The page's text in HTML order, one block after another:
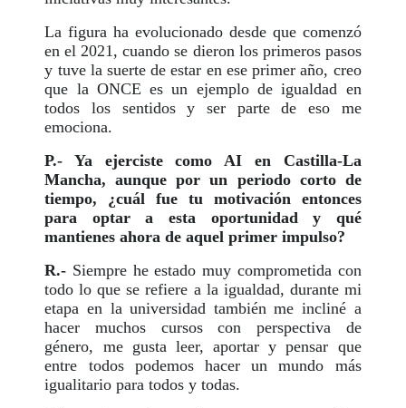
La figura ha evolucionado desde que comenzó
en el 2021, cuando se dieron los primeros pasos
y tuve la suerte de estar en ese primer año, creo
que la ONCE es un ejemplo de igualdad en
todos los sentidos y ser parte de eso me
emociona.
P.- Ya ejerciste como AI en Castilla-La
Mancha, aunque por un periodo corto de
tiempo, ¿cuál fue tu motivación entonces
para optar a esta oportunidad y qué
mantienes ahora de aquel primer impulso?
R.- Siempre he estado muy comprometida con
todo lo que se refiere a la igualdad, durante mi
etapa en la universidad también me incliné a
hacer muchos cursos con perspectiva de
género, me gusta leer, aportar y pensar que
entre todos podemos hacer un mundo más
igualitario para todos y todas.